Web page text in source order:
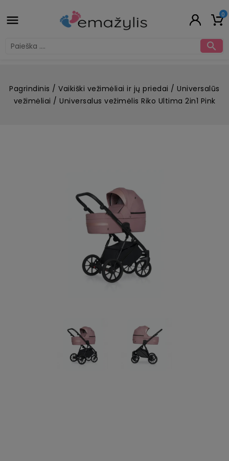
 0

Pagrindinis Vaikiški vežimėliai ir jų priedai
Universalūs
vežimėliai
Universalus vežimėlis Riko Ultima 2in1 Pink